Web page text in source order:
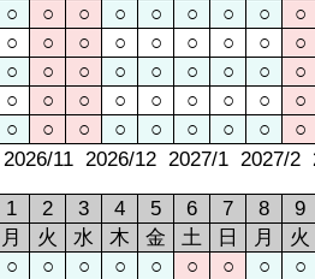
○ ○ ○ ○ ○ ○ ○ ○
○
○ ○ ○ ○ ○ ○ ○ ○
○
○ ○ ○ ○ ○ ○ ○ ○
○
○ ○ ○ ○ ○ ○ ○ ○
○
○ ○ ○ ○ ○ ○ ○ ○
○
2026/11 2026/12 2027/1 2027/2
1 2 3 4 5 6 7 8
9
月
火 水 木 金 土 日 月
火
○ ○ ○ ○ ○ ○ ○ ○
○